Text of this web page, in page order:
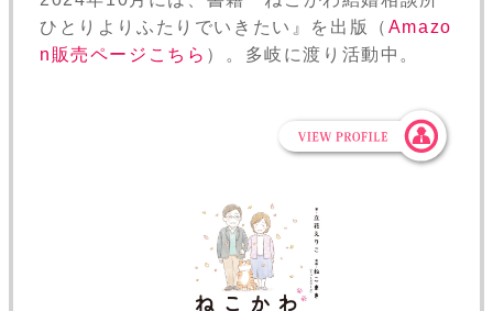
ひとりよりふたりでいきたい』を出版（ Amazo
n販売ページこちら ）。多岐に渡り活動中。